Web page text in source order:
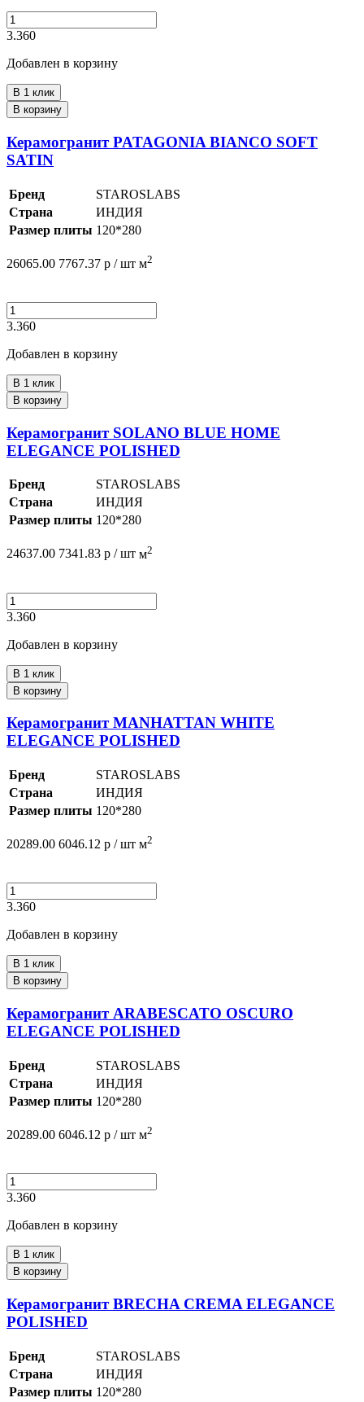
3.360
Добавлен в корзину
В 1 клик
В корзину
Керамогранит PATAGONIA BIANCO SOFT
SATIN
Бренд
STAROSLABS
Страна
ИНДИЯ
Размер плиты 120*280
26065.00 7767.37 р / шт м2
3.360
Добавлен в корзину
В 1 клик
В корзину
Керамогранит SOLANO BLUE HOME
ELEGANCE POLISHED
Бренд
STAROSLABS
Страна
ИНДИЯ
Размер плиты 120*280
24637.00 7341.83 р / шт м2
3.360
Добавлен в корзину
В 1 клик
В корзину
Керамогранит MANHATTAN WHITE
ELEGANCE POLISHED
Бренд
STAROSLABS
Страна
ИНДИЯ
Размер плиты 120*280
20289.00 6046.12 р / шт м2
3.360
Добавлен в корзину
В 1 клик
В корзину
Керамогранит ARABESCATO OSCURO
ELEGANCE POLISHED
Бренд
STAROSLABS
Страна
ИНДИЯ
Размер плиты 120*280
20289.00 6046.12 р / шт м2
3.360
Добавлен в корзину
В 1 клик
В корзину
Керамогранит BRECHA CREMA ELEGANCE
POLISHED
Бренд
STAROSLABS
Страна
ИНДИЯ
Размер плиты 120*280